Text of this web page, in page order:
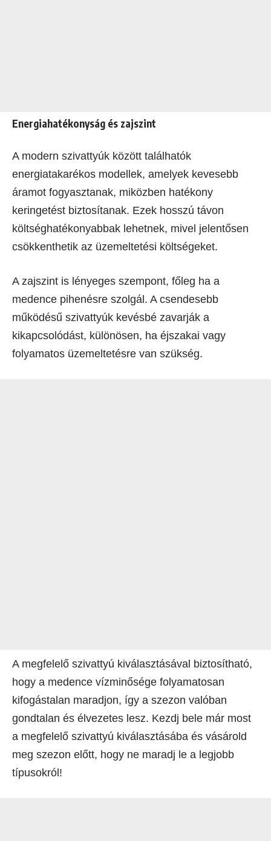
Energiahatékonyság és zajszint
A modern szivattyúk között találhatók
energiatakarékos modellek, amelyek kevesebb
áramot fogyasztanak, miközben hatékony
keringetést biztosítanak. Ezek hosszú távon
költséghatékonyabbak lehetnek, mivel jelentősen
csökkenthetik az üzemeltetési költségeket.
A zajszint is lényeges szempont, főleg ha a
medence pihenésre szolgál. A csendesebb
működésű szivattyúk kevésbé zavarják a
kikapcsolódást, különösen, ha éjszakai vagy
folyamatos üzemeltetésre van szükség.
A megfelelő szivattyú kiválasztásával biztosítható,
hogy a medence vízminősége folyamatosan
kifogástalan maradjon, így a szezon valóban
gondtalan és élvezetes lesz. Kezdj bele már most
a megfelelő szivattyú kiválasztásába és vásárold
meg szezon előtt, hogy ne maradj le a legjobb
típusokról!